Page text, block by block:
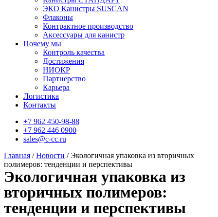
ЭКО Канистры SUSCAN
Флаконы
Контрактное производство
Аксессуары для канистр
Почему мы
Контроль качества
Достижения
НИОКР
Партнерство
Карьера
Логистика
Контакты
+7 962 450-98-88
+7 962 446 0900
sales@c-cc.ru
Главная /Новости / Экологичная упаковка из вторичных
полимеров: тенденции и перспективы
Экологичная упаковка из
вторичных полимеров:
тенденции и перспективы